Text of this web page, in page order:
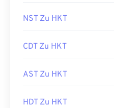
NST Zu HKT
CDT Zu HKT
AST Zu HKT
HDT Zu HKT